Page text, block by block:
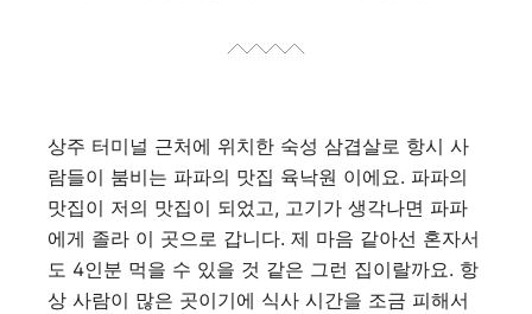
상주 터미널 근처에 위치한 숙성 삼겹살로 항시 사
람들이 붐비는 파파의 맛집 육낙원 이에요. 파파의
맛집이 저의 맛집이 되었고, 고기가 생각나면 파파
에게 졸라 이 곳으로 갑니다. 제 마음 같아선 혼자서
도 4인분 먹을 수 있을 것 같은 그런 집이랄까요. 항
상 사람이 많은 곳이기에 식사 시간을 조금 피해서